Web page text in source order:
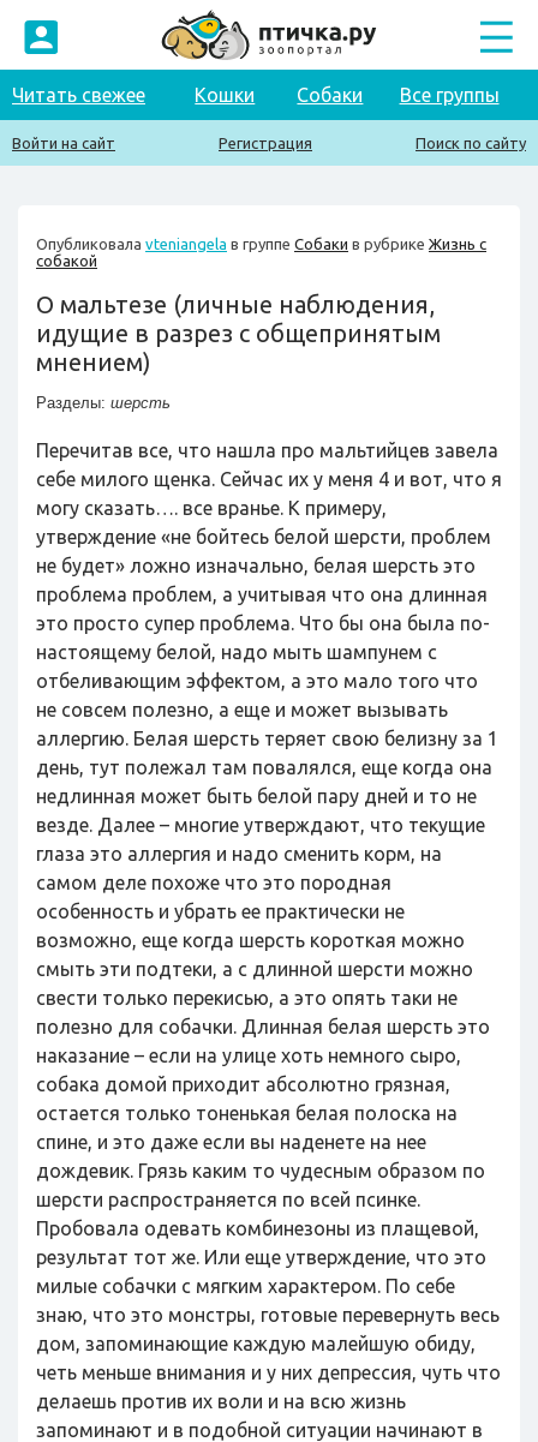
Читать свежее Кошки Собаки Все группы
Войти на сайт Регистрация Поиск по сайту
Опубликовала vteniangela в группе Собаки в рубрике Жизнь с
собакой
О мальтезе (личные наблюдения,
идущие в разрез с общепринятым
мнением)
Разделы: шерсть
Перечитав все, что нашла про мальтийцев завела
себе милого щенка. Сейчас их у меня 4 и вот, что я
могу сказать…. все вранье. К примеру,
утверждение «не бойтесь белой шерсти, проблем
не будет» ложно изначально, белая шерсть это
проблема проблем, а учитывая что она длинная
это просто супер проблема. Что бы она была по-
настоящему белой, надо мыть шампунем с
отбеливающим эффектом, а это мало того что
не совсем полезно, а еще и может вызывать
аллергию. Белая шерсть теряет свою белизну за 1
день, тут полежал там повалялся, еще когда она
недлинная может быть белой пару дней и то не
везде. Далее – многие утверждают, что текущие
глаза это аллергия и надо сменить корм, на
самом деле похоже что это породная
особенность и убрать ее практически не
возможно, еще когда шерсть короткая можно
смыть эти подтеки, а с длинной шерсти можно
свести только перекисью, а это опять таки не
полезно для собачки. Длинная белая шерсть это
наказание – если на улице хоть немного сыро,
собака домой приходит абсолютно грязная,
остается только тоненькая белая полоска на
спине, и это даже если вы наденете на нее
дождевик. Грязь каким то чудесным образом по
шерсти распространяется по всей псинке.
Пробовала одевать комбинезоны из плащевой,
результат тот же. Или еще утверждение, что это
милые собачки с мягким характером. По себе
знаю, что это монстры, готовые перевернуть весь
дом, запоминающие каждую малейшую обиду,
четь меньше внимания и у них депрессия, чуть что
делаешь против их воли и на всю жизнь
запоминают и в подобной ситуации начинают в